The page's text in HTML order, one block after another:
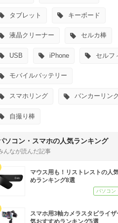
タブレット キーボード
液晶クリーナー セルカ棒
USB iPhone セルフ
モバイルバッテリー
スマホリング バンカーリン
自撮り棒
ソコン・スマホの人気ランキング
んなが読んだ記事
マウス用も！リストレストの人
めランキング8選
パソコン
スマホ用3軸カメラスタビライザ
気おすすめランキング5選